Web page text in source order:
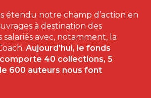
étendu notre champ d’action en
à destination des
salariés avec, notamment, la
Aujourd’hui, le fonds
comporte 40 collections, 5
600 auteurs nous font